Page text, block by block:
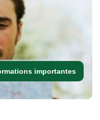
importantes